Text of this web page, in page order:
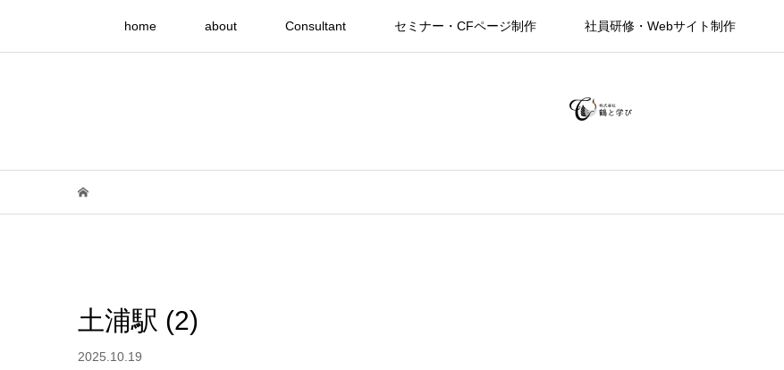
home about Consultant セミナー・CFページ制作 社員研修・Webサイト制作
土浦駅 (2)
2025.10.19